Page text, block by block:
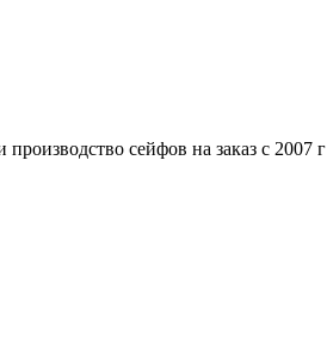
производство сейфов на заказ с 2007 г